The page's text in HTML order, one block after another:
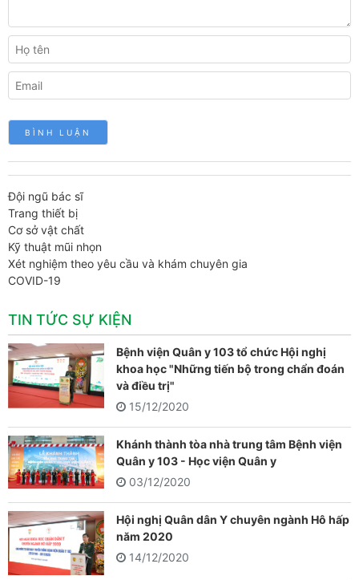
Đội ngũ bác sĩ
Trang thiết bị
Cơ sở vật chất
Kỹ thuật mũi nhọn
Xét nghiệm theo yêu cầu và khám chuyên gia
COVID-19
TIN TỨC SỰ KIỆN
Bệnh viện Quân y 103 tổ chức Hội nghị
khoa học "Những tiến bộ trong chẩn đoán
và điều trị"
15/12/2020
Khánh thành tòa nhà trung tâm Bệnh viện
Quân y 103 - Học viện Quân y
03/12/2020
Hội nghị Quân dân Y chuyên ngành Hô hấp
năm 2020
14/12/2020